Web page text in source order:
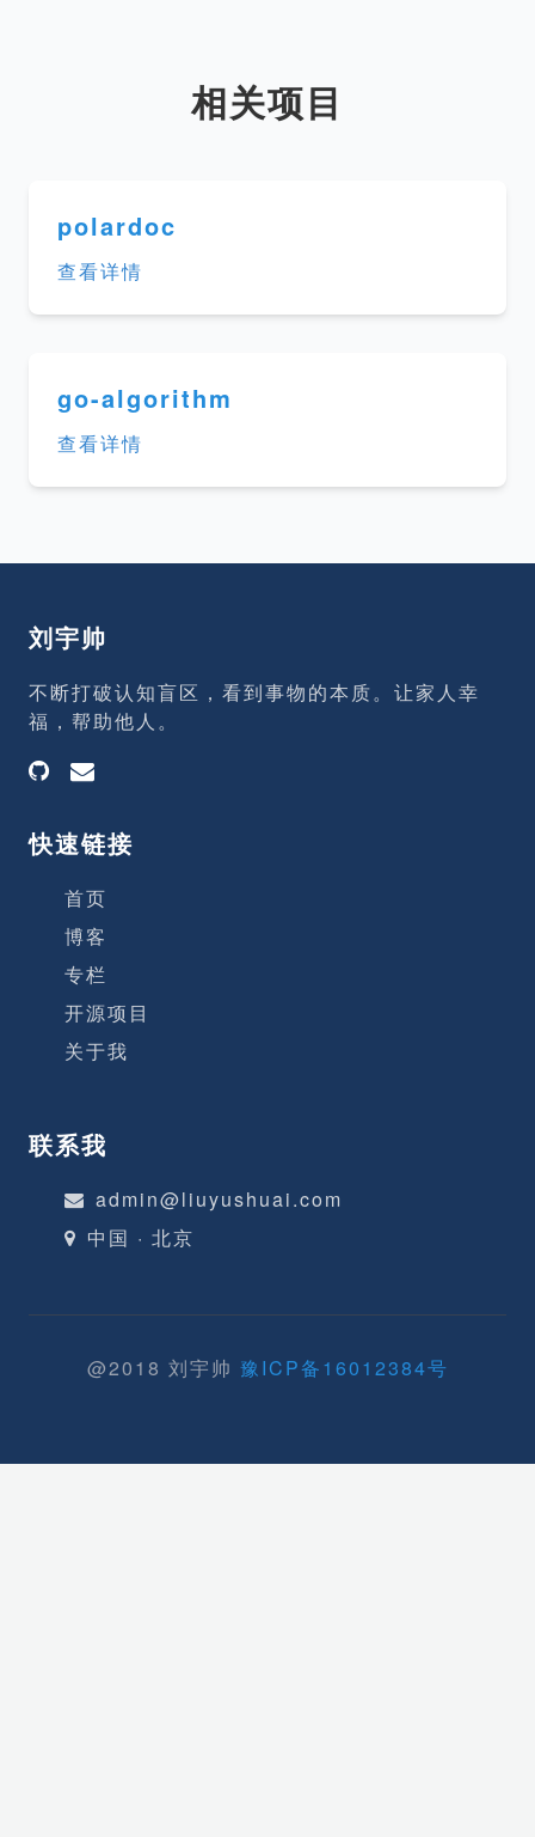
相关项目
polardoc
查看详情
go-algorithm
查看详情
刘宇帅
不断打破认知盲区，看到事物的本质。让家人幸
福，帮助他人。
快速链接
首页
博客
专栏
开源项目
关于我
联系我
admin@liuyushuai.com
中国 · 北京
@2018 刘宇帅 豫ICP备16012384号